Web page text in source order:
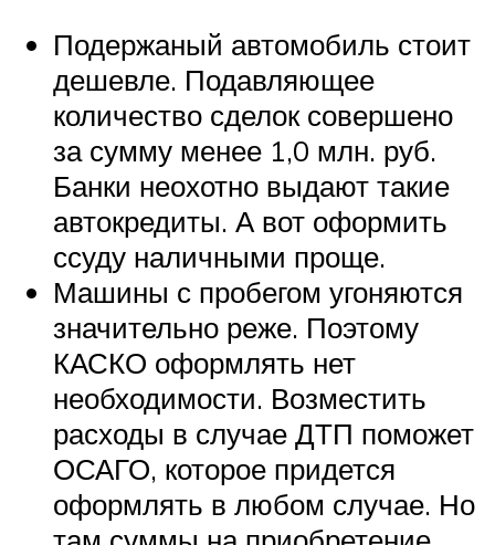
Подержаный автомобиль стоит
дешевле. Подавляющее
количество сделок совершено
за сумму менее 1,0 млн. руб.
Банки неохотно выдают такие
автокредиты. А вот оформить
ссуду наличными проще.
Машины с пробегом угоняются
значительно реже. Поэтому
КАСКО оформлять нет
необходимости. Возместить
расходы в случае ДТП поможет
ОСАГО, которое придется
оформлять в любом случае. Но